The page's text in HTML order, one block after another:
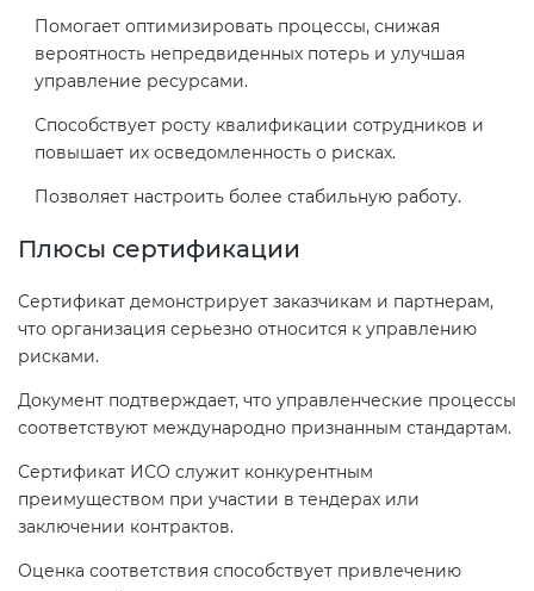
Помогает оптимизировать процессы, снижая
вероятность непредвиденных потерь и улучшая
управление ресурсами.
Способствует росту квалификации сотрудников и
повышает их осведомленность о рисках.
Позволяет настроить более стабильную работу.
Плюсы сертификации
Сертификат демонстрирует заказчикам и партнерам,
что организация серьезно относится к управлению
рисками.
Документ подтверждает, что управленческие процессы
соответствуют международно признанным стандартам.
Сертификат ИСО служит конкурентным
преимуществом при участии в тендерах или
заключении контрактов.
Оценка соответствия способствует привлечению
Сертификация детских товаров
(ТР ТС 007)
Сертификация товаров легкой
промышленности (ТР ТС 017)
Сертификация промышленного
Сертификация средств
019)
Действующие технические
регламенты